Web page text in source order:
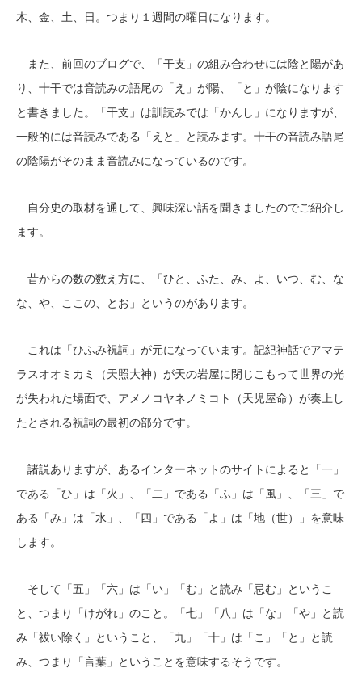
木、金、土、日。つまり１週間の曜日になります。
また、前回のブログで、「干支」の組み合わせには陰と陽があ
り、十干では音読みの語尾の「え」が陽、「と」が陰になります
と書きました。「干支」は訓読みでは「かんし」になりますが、
一般的には音読みである「えと」と読みます。十干の音読み語尾
の陰陽がそのまま音読みになっているのです。
自分史の取材を通して、興味深い話を聞きましたのでご紹介し
ます。
昔からの数の数え方に、「ひと、ふた、み、よ、いつ、む、な
な、や、ここの、とお」というのがあります。
これは「ひふみ祝詞」が元になっています。記紀神話でアマテ
ラスオオミカミ（天照大神）が天の岩屋に閉じこもって世界の光
が失われた場面で、アメノコヤネノミコト（天児屋命）が奏上し
たとされる祝詞の最初の部分です。
諸説ありますが、あるインターネットのサイトによると「一」
である「ひ」は「火」、「二」である「ふ」は「風」、「三」で
ある「み」は「水」、「四」である「よ」は「地（世）」を意味
します。
そして「五」「六」は「い」「む」と読み「忌む」というこ
と、つまり「けがれ」のこと。「七」「八」は「な」「や」と読
み「祓い除く」ということ、「九」「十」は「こ」「と」と読
み、つまり「言葉」ということを意味するそうです。